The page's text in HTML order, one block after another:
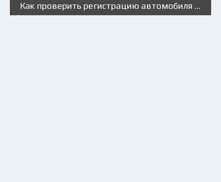
Как проверить регистрацию автомобиля в ГИБДД после продажи?